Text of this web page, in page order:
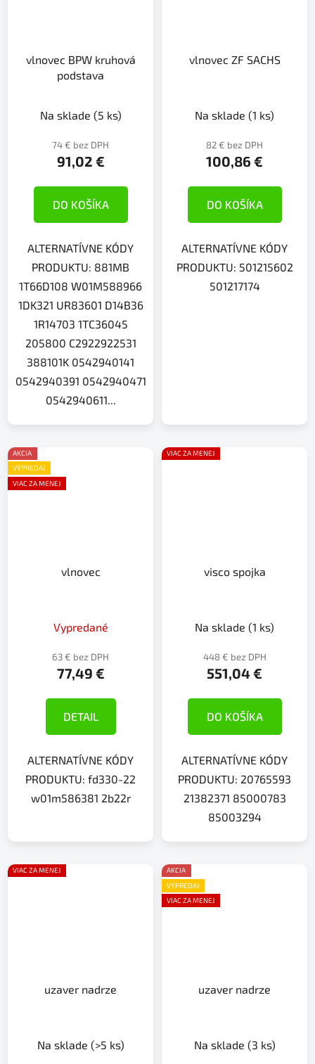
vlnovec BPW kruhová
podstava
Na sklade (5 ks)
74 € bez DPH
91,02 €
DO KOŠÍKA
ALTERNATÍVNE KÓDY
PRODUKTU: 881MB
1T66D108 W01M588966
1DK321 UR83601 D14B36
1R14703 1TC36045
205800 C2922922531
388101K 0542940141
0542940391 0542940471
0542940611...
vlnovec ZF SACHS
Na sklade (1 ks)
82 € bez DPH
100,86 €
DO KOŠÍKA
ALTERNATÍVNE KÓDY
PRODUKTU: 501215602
501217174
AKCIA
VÝPREDAJ
VIAC ZA MENEJ
vlnovec
Vypredané
63 € bez DPH
77,49 €
DETAIL
ALTERNATÍVNE KÓDY
PRODUKTU: fd330-22
w01m586381 2b22r
VIAC ZA MENEJ
visco spojka
Na sklade (1 ks)
448 € bez DPH
551,04 €
DO KOŠÍKA
ALTERNATÍVNE KÓDY
PRODUKTU: 20765593
21382371 85000783
85003294
VIAC ZA MENEJ
uzaver nadrze
Na sklade (>5 ks)
AKCIA
VÝPREDAJ
VIAC ZA MENEJ
uzaver nadrze
Na sklade (3 ks)